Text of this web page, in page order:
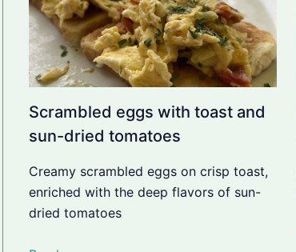
Scrambled eggs with toast and
sun-dried tomatoes
Creamy scrambled eggs on crisp toast,
enriched with the deep flavors of sun-
dried tomatoes